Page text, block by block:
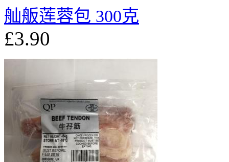
舢舨莲蓉包 300克
£3.90